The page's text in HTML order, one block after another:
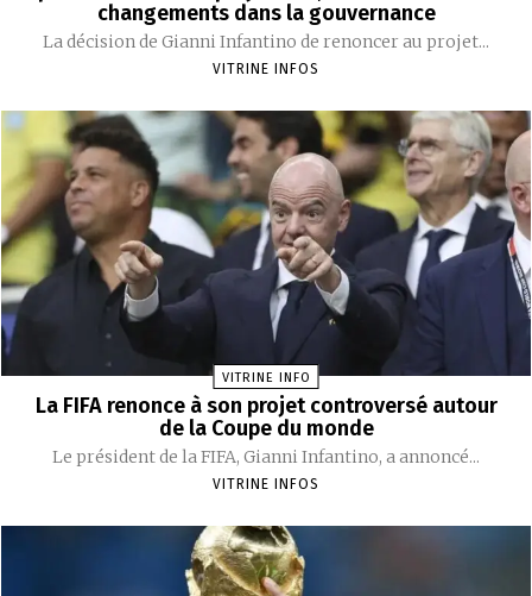
changements dans la gouvernance
La décision de Gianni Infantino de renoncer au projet...
VITRINE INFOS
VITRINE INFO
La FIFA renonce à son projet controversé autour
de la Coupe du monde
Le président de la FIFA, Gianni Infantino, a annoncé...
VITRINE INFOS